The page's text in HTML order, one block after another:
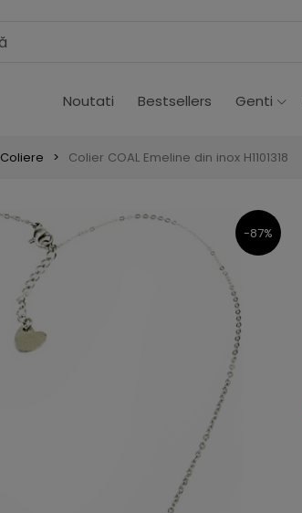
Noutati Bestsellers Genti
Coliere Colier COAL Emeline din inox H1101318
-87%